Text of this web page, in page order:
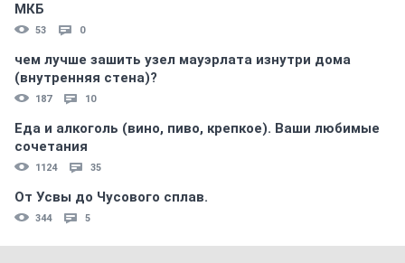
МКБ
53 0
чем лучше зашить узел мауэрлата изнутри дома
(внутренняя стена)?
187 10
Еда и алкоголь (вино, пиво, крепкое). Ваши любимые
сочетания
1124 35
От Усвы до Чусового сплав.
344 5